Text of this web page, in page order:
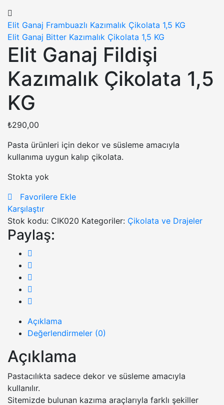
Elit Ganaj Frambuazlı Kazımalık Çikolata 1,5 KG
Elit Ganaj Bitter Kazımalık Çikolata 1,5 KG
Elit Ganaj Fildişi
Kazımalık Çikolata 1,5
KG
₺290,00
Pasta ürünleri için dekor ve süsleme amacıyla
kullanıma uygun kalıp çikolata.
Stokta yok
Favorilere Ekle
Karşılaştır
Stok kodu: CIK020 Kategoriler: Çikolata ve Drajeler
Paylaş:
Açıklama
Değerlendirmeler (0)
Açıklama
Pastacılıkta sadece dekor ve süsleme amacıyla
kullanılır.
Sitemizde bulunan kazıma araçlarıyla farklı şekiller